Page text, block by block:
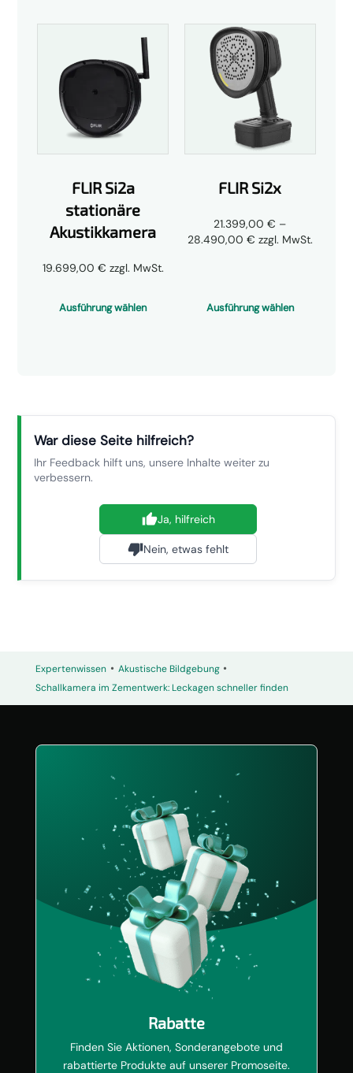
FLIR Si2a
stationäre
Akustikkamera
19.699,00 € zzgl. MwSt.
Ausführung wählen
FLIR Si2x
21.399,00€ –
28.490,00 €Preisspanne:
zzgl. MwSt.
Ausführung wählen
War diese Seite hilfreich?
Ihr Feedback hilft uns, unsere Inhalte weiter zu
verbessern.
Ja, hilfreich
Nein, etwas fehlt
Expertenwissen • Akustische Bildgebung •
Schallkamera im Zementwerk: Leckagen schneller finden
Rabatte
Finden Sie Aktionen, Sonderangebote und
rabattierte Produkte auf unserer Promoseite.